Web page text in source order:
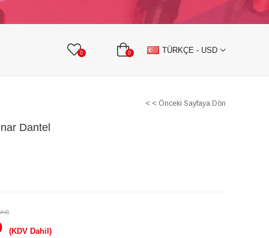
0 0 TÜRKÇE - USD
TAŞLI TEKSTİL AKSESUARLARI
< < Önceki Sayfaya Dön
Dantel
(KDV Dahil)